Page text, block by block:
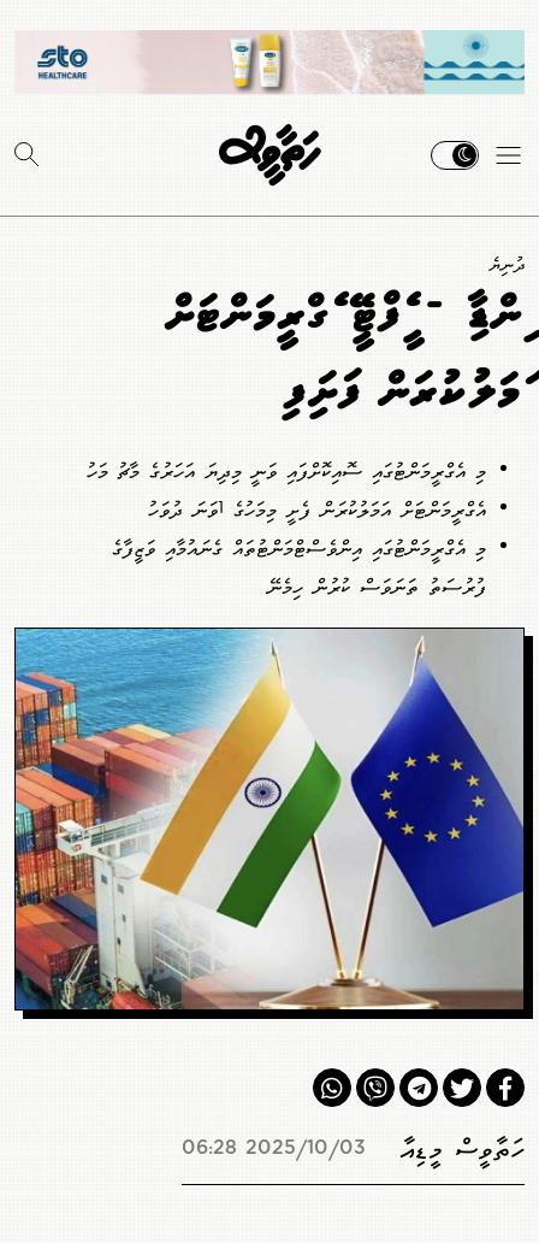
ދުނިޔެ
އިންޑިއާ - އީއެފްޓީއޭ އެގްރީމަންޓަށް
އަމަލުކުރަން ފަށައިފި
މި އެގްރީމަންޓުގައި ސޮއިކޮށްފައި ވަނީ މިދިޔަ އަހަރުގެ މާޗު މަހު
އެގްރީމަންޓަށް އަމަލުކުރަން ފެށީ މިމަހުގެ 1ވަނަ ދުވަހު
މި އެގްރީމަންޓުގައި އިންވެސްޓްމަންޓުތައް ގެނައުމާއި ވަޒީފާގެ
ފުރުސަތު ތަނަވަސް ކުރުން ހިމެނޭ
ހަތާވީސް މީޑިއާ 2025/10/03 06:28